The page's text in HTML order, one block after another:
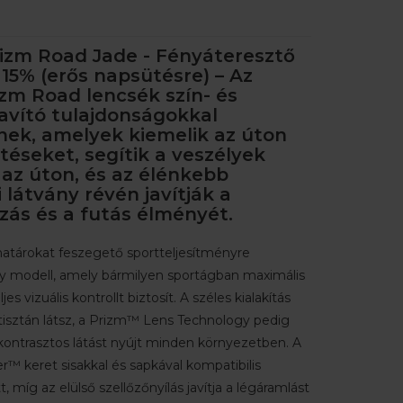
Road Jade - Fényáteresztő
(erős napsütésre) – Az
Road lencsék szín- és
tulajdonságokkal
amelyek kiemelik az úton
segítik a veszélyek
úton, és az élénkebb
látvány révén javítják a
és a futás élményét.
feszegető sportteljesítményre
modell, amely bármilyen sportágban maximális
vizuális kontrollt biztosít. A széles kialakítás
látsz, a Prizm™ Lens Technology pedig
látást nyújt minden környezetben. A
keret sisakkal és sapkával kompatibilis
míg az elülső szellőzőnyílás javítja a légáramlást